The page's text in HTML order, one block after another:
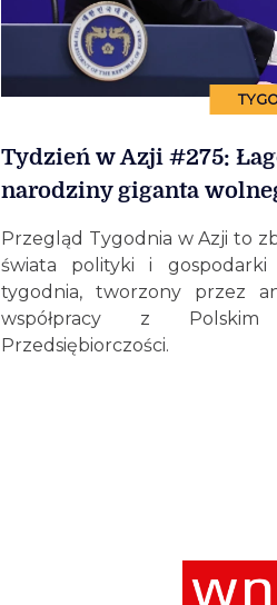
Tydzień w Azji #275:
narodziny giganta
Przegląd Tygodnia w Azji to
świata polityki i gospodarki
tygodnia, tworzony przez
współpracy z Polskim
Przedsiębiorczości.